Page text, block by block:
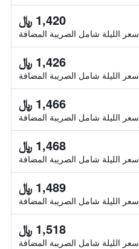
1,420 ﷼
سعر الليلة شامل الصريبة المضافة
1,426 ﷼
سعر الليلة شامل الصريبة المضافة
1,466 ﷼
سعر الليلة شامل الصريبة المضافة
1,468 ﷼
سعر الليلة شامل الصريبة المضافة
1,489 ﷼
سعر الليلة شامل الصريبة المضافة
1,518 ﷼
سعر الليلة شامل الصريبة المضافة